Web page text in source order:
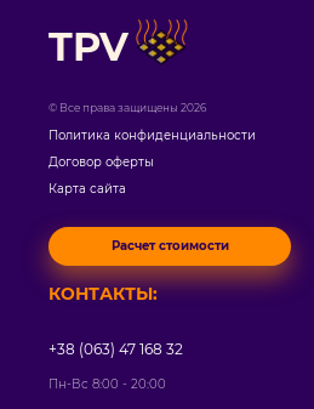
TPV
© Все права защищены 2026
Политика конфиденциальности
Договор оферты
Карта сайта
Расчет стоимости
КОНТАКТЫ:
+38 (063) 47 168 32
Пн-Вс 8:00 - 20:00